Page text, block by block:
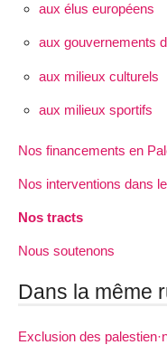
aux élus européens
aux gouvernements
aux milieux culturels
aux milieux sportifs
Nos financements en
Nos interventions dans
Nos tracts
Nous soutenons
Dans la même
Exclusion des